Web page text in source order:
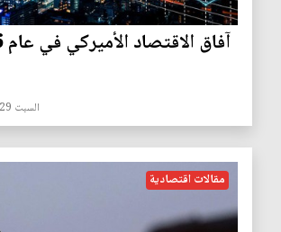
آفاق الاقتصاد الأميركي في عام 2026
السبت 29 تشرين الثاني 2025
مقالات اقتصادية